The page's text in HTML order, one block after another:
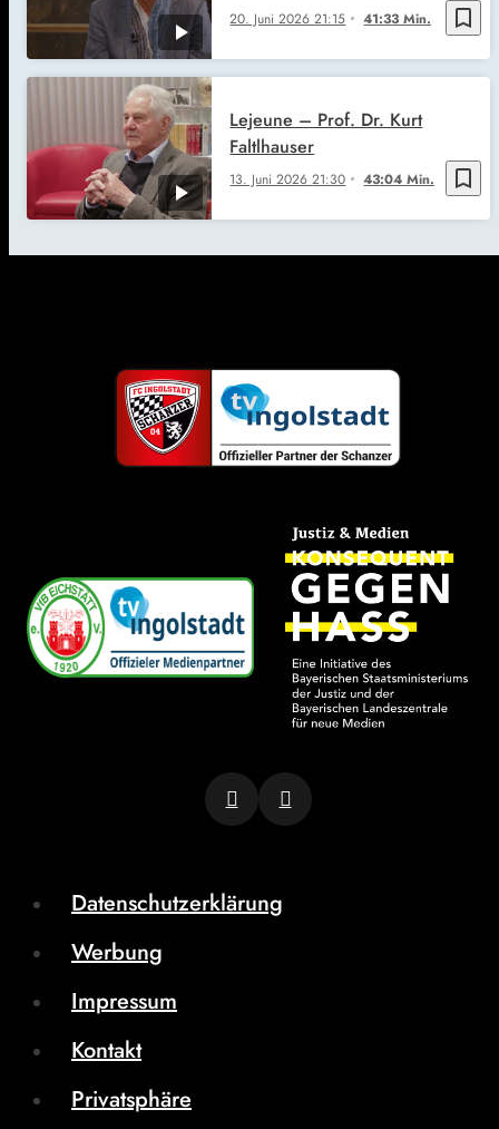
bookmark_border
20. Juni 202621:15 41:33 Min.
bookmark_border
13. Juni 202621:30 43:04 Min.
Lejeune – Prof. Dr. Kurt
Faltlhauser
Datenschutzerklärung
Werbung
Impressum
Kontakt
Privatsphäre